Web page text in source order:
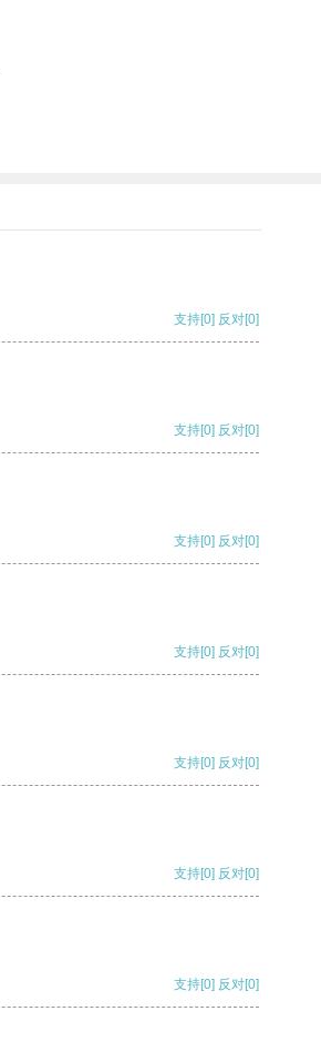
支持[0] 反对[0]
支持[0] 反对[0]
支持[0] 反对[0]
支持[0] 反对[0]
支持[0] 反对[0]
支持[0] 反对[0]
支持[0] 反对[0]